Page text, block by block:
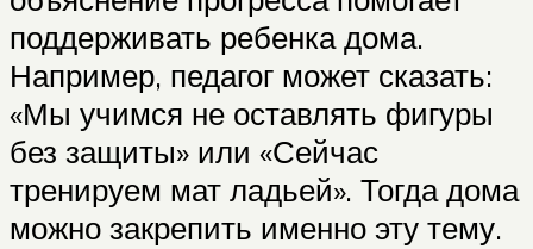
поддерживать ребенка дома.
Например, педагог может сказать:
«Мы учимся не оставлять фигуры
без защиты» или «Сейчас
тренируем мат ладьей». Тогда дома
можно закрепить именно эту тему.